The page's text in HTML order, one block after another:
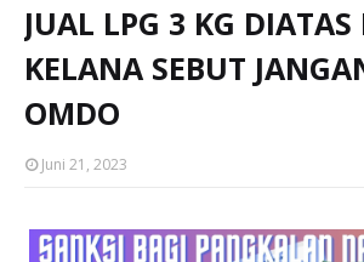
JUAL LPG 3 KG DIATAS
KELANA SEBUT
OMDO
Juni 21, 2023